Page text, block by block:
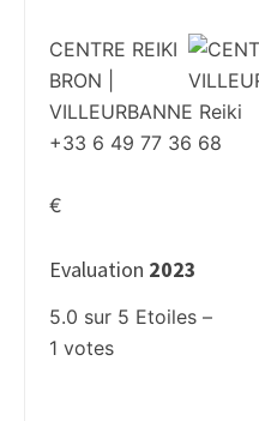
CENTRE REIKI
BRON |
VILLEURBANNE Reiki
+33 6 49 77 36 68
€
Evaluation 2023
5.0 sur 5 Etoiles –
1 votes